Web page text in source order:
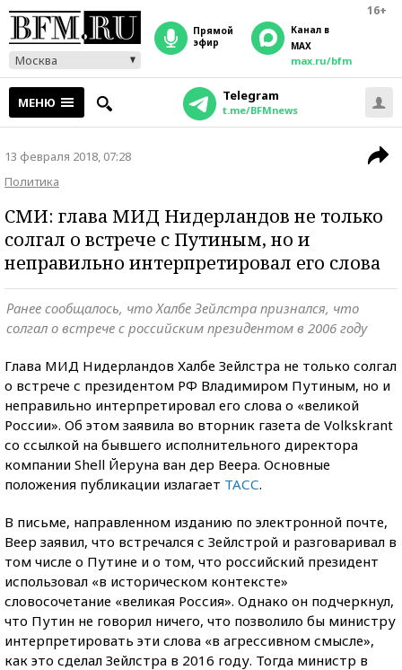
16+
Москва
прямой
эфир
Канал в
MAX
max.ru/bfm
МЕНЮ Telegram
t.me/BFMnews
13 февраля 2018, 07:28
Политика
СМИ: глава МИД Нидерландов не только
солгал о встрече с Путиным, но и
неправильно интерпретировал его слова
Ранее сообщалось, что Халбе Зейлстра признался, что
солгал о встрече с российским президентом в 2006 году
Глава МИД Нидерландов Халбе Зейлстра не только солгал
о встрече с президентом РФ Владимиром Путиным, но и
неправильно интерпретировал его слова о «великой
России». Об этом заявила во вторник газета de Volkskrant
со ссылкой на бывшего исполнительного директора
компании Shell Йеруна ван дер Веера. Основные
положения публикации излагает ТАСС.
В письме, направленном изданию по электронной почте,
Веер заявил, что встречался с Зейлстрой и разговаривал в
том числе о Путине и о том, что российский президент
использовал «в историческом контексте»
словосочетание «великая Россия». Однако он подчеркнул,
что Путин не говорил ничего, что позволило бы министру
интерпретировать эти слова «в агрессивном смысле»,
как это сделал Зейлстра в 2016 году. Тогда министр в